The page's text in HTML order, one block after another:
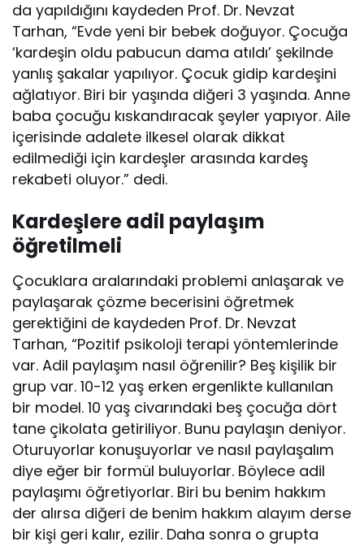
da yapıldığını kaydeden Prof. Dr. Nevzat
Tarhan, “Evde yeni bir bebek doğuyor. Çocuğa
‘kardeşin oldu pabucun dama atıldı’ şekilnde
yanlış şakalar yapılıyor. Çocuk gidip kardeşini
ağlatıyor. Biri bir yaşında diğeri 3 yaşında. Anne
baba çocuğu kıskandıracak şeyler yapıyor. Aile
içerisinde adalete ilkesel olarak dikkat
edilmediği için kardeşler arasında kardeş
rekabeti oluyor.” dedi.
Kardeşlere adil paylaşım
öğretilmeli
Çocuklara aralarındaki problemi anlaşarak ve
paylaşarak çözme becerisini öğretmek
gerektiğini de kaydeden Prof. Dr. Nevzat
Tarhan, “Pozitif psikoloji terapi yöntemlerinde
var. Adil paylaşım nasıl öğrenilir? Beş kişilik bir
grup var. 10-12 yaş erken ergenlikte kullanılan
bir model. 10 yaş civarındaki beş çocuğa dört
tane çikolata getiriliyor. Bunu paylaşın deniyor.
Oturuyorlar konuşuyorlar ve nasıl paylaşalım
diye eğer bir formül buluyorlar. Böylece adil
paylaşımı öğretiyorlar. Biri bu benim hakkım
der alırsa diğeri de benim hakkım alayım derse
bir kişi geri kalır, ezilir. Daha sonra o grupta